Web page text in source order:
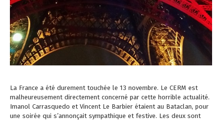
La France a été durement touchée le 13 novembre. Le CERM est
malheureusement directement concerné par cette horrible actualité.
Imanol Carrasquedo et Vincent Le Barbier étaient au Bataclan, pour
une soirée qui s’annonçait sympathique et festive. Les deux sont